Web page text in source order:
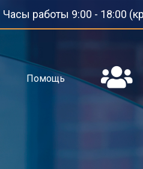
Часы работы 9:00 - 18:00
Помощь